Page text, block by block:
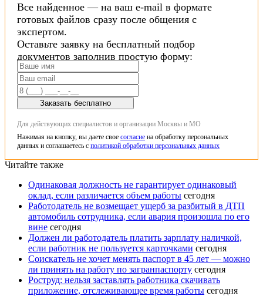
Все найденное — на ваш e-mail в формате
готовых файлов сразу после общения с
экспертом.
Оставьте заявку на бесплатный подбор
документов заполнив простую форму:
Заказать бесплатно
Для действующих специалистов и организации Москвы и МО
Нажимая на кнопку, вы даете свое согласие на обработку персональных
данных и соглашаетесь с политикой обработки персональных данных
Читайте также
Одинаковая должность не гарантирует одинаковый
оклад, если различается объем работы сегодня
Работодатель не возмещает ущерб за разбитый в ДТП
автомобиль сотрудника, если авария произошла по его
вине сегодня
Должен ли работодатель платить зарплату наличкой,
если работник не пользуется карточками сегодня
Соискатель не хочет менять паспорт в 45 лет — можно
ли принять на работу по загранпаспорту сегодня
Роструд: нельзя заставлять работника скачивать
приложение, отслеживающее время работы сегодня